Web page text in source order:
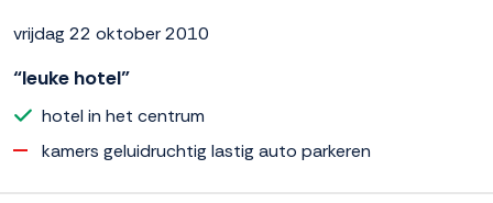
vrijdag 22 oktober 2010
“leuke hotel”
hotel in het centrum
kamers geluidruchtig lastig auto parkeren